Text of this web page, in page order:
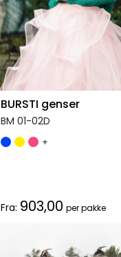
BURSTI genser
BM 01-02D
+
Fra: 903,00 per pakke